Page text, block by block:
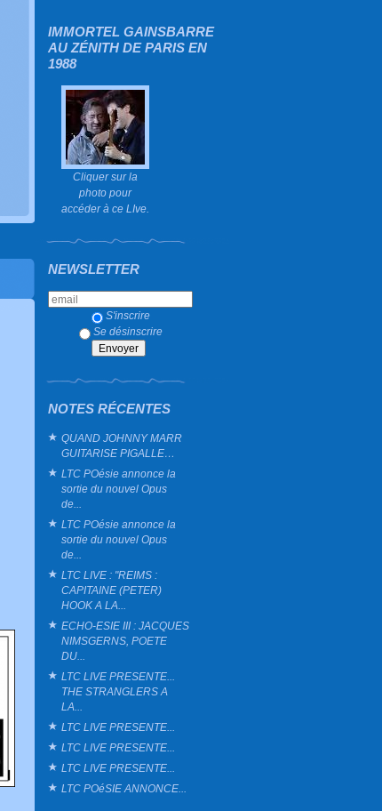
IMMORTEL GAINSBARRE
AU ZÉNITH DE PARIS EN
1988
Cliquer sur la
photo pour
accéder à ce LIve.
NEWSLETTER
S'inscrire
Se désinscrire
NOTES RÉCENTES
QUAND JOHNNY MARR
GUITARISE PIGALLE…
LTC POésie annonce la
sortie du nouvel Opus
de...
LTC POésie annonce la
sortie du nouvel Opus
de...
LTC LIVE : "REIMS :
CAPITAINE (PETER)
HOOK A LA...
ECHO-ESIE III : JACQUES
NIMSGERNS, POETE
DU...
LTC LIVE PRESENTE...
THE STRANGLERS A
LA...
LTC LIVE PRESENTE...
LTC LIVE PRESENTE...
LTC LIVE PRESENTE...
LTC POéSIE ANNONCE...